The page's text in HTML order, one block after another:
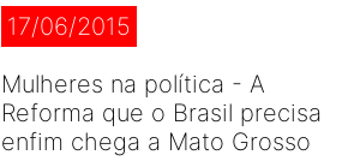
17/06/2015
Mulheres na política - A
Reforma que o Brasil precisa
enfim chega a Mato Grosso